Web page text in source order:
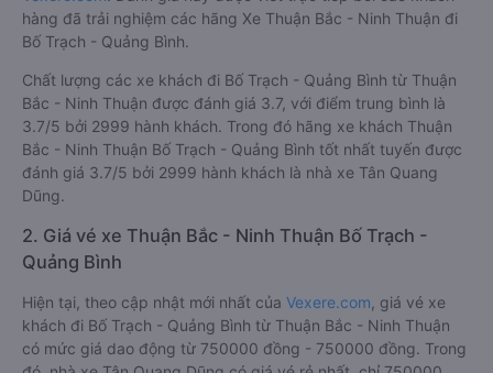
hàng đã trải nghiệm các hãng Xe Thuận Bắc - Ninh Thuận đi
Bố Trạch - Quảng Bình.
Chất lượng các xe khách đi Bố Trạch - Quảng Bình từ Thuận
Bắc - Ninh Thuận được đánh giá 3.7, với điểm trung bình là
3.7/5 bởi 2999 hành khách. Trong đó hãng xe khách Thuận
Bắc - Ninh Thuận Bố Trạch - Quảng Bình tốt nhất tuyến được
đánh giá 3.7/5 bởi 2999 hành khách là nhà xe Tân Quang
Dũng.
2. Giá vé xe Thuận Bắc - Ninh Thuận Bố Trạch -
Quảng Bình
Hiện tại, theo cập nhật mới nhất của Vexere.com , giá vé xe
khách đi Bố Trạch - Quảng Bình từ Thuận Bắc - Ninh Thuận
có mức giá dao động từ 750000 đồng - 750000 đồng. Trong